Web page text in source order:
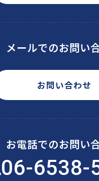
メールでのお問い
お問い合わせ
お電話でのお問い
06-6538-